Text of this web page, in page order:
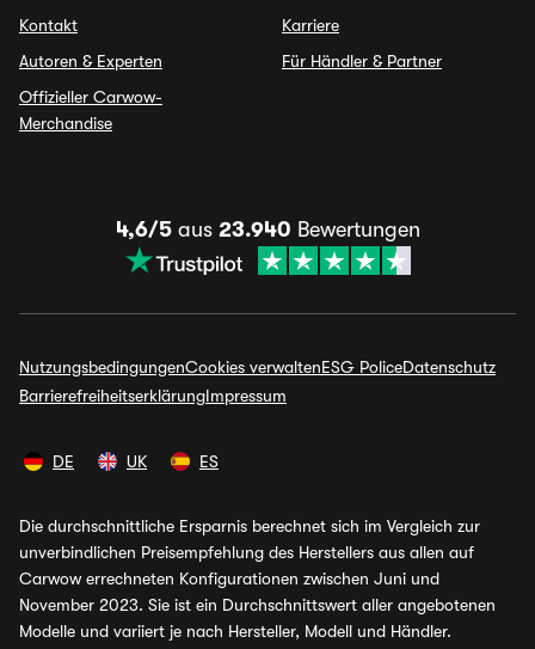
Kontakt
Autoren & Experten
Offizieller Carwow-
Merchandise
Karriere
Für Händler & Partner
4,6/5aus 23.940 Bewertungen
NutzungsbedingungenCookies verwaltenESG PoliceDatenschutz
BarrierefreiheitserklärungImpressum
DE UK ES
Die durchschnittliche Ersparnis berechnet sich im Vergleich zur
unverbindlichen Preisempfehlung des Herstellers aus allen auf
Carwow errechneten Konfigurationen zwischen Juni und
November 2023. Sie ist ein Durchschnittswert aller angebotenen
Modelle und variiert je nach Hersteller, Modell und Händler.